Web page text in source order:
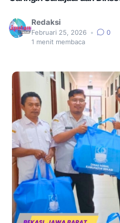
Redaksi
Februari 25, 2026 •
0
1 menit membaca